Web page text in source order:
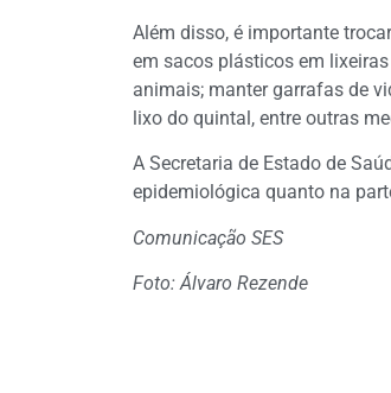
Além disso, é importante
em sacos plásticos em
animais; manter garrafas de
lixo do quintal, entre outras
A Secretaria de Estado de
epidemiológica quanto na
Comunicação SES
Foto: Álvaro Rezende